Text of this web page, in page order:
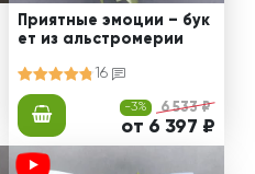
Приятные эмоции – бук
ет из альстромерии
16
-3% 6 533 ₽
от 6 397 ₽